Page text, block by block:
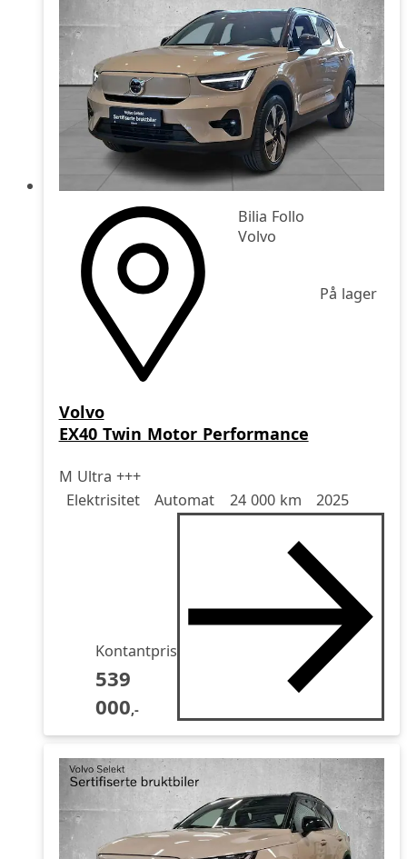
Bilia Follo
Volvo
På lager
Volvo
EX40 Twin Motor Performance
M Ultra +++
Drivstoff
Elektrisitet
Girkasse Automat
Kjørelengde 24 000 km
årsmodell 2025
Kontantpris
539
000,-